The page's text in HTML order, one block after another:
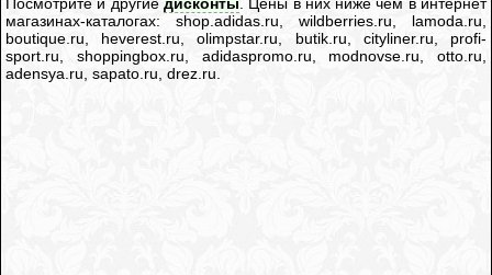
Посмотрите и другие дисконты. Цены в них ниже чем в интернет
магазинах-каталогах: shop.adidas.ru, wildberries.ru, lamoda.ru,
boutique.ru, heverest.ru, olimpstar.ru, butik.ru, cityliner.ru, profi-
sport.ru, shoppingbox.ru, adidaspromo.ru, modnovse.ru, otto.ru,
adensya.ru, sapato.ru, drez.ru.